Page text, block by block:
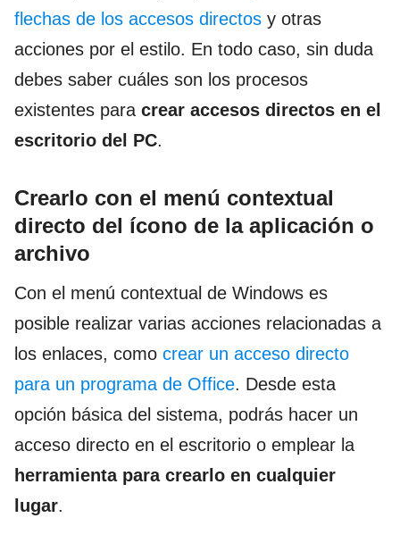
flechas de los accesos directos y otras
acciones por el estilo. En todo caso, sin duda
debes saber cuáles son los procesos
existentes para crear accesos directos en el
escritorio del PC.
Crearlo con el menú contextual
directo del ícono de la aplicación o
archivo
Con el menú contextual de Windows es
posible realizar varias acciones relacionadas a
los enlaces, como crear un acceso directo
para un programa de Office. Desde esta
opción básica del sistema, podrás hacer un
acceso directo en el escritorio o emplear la
herramienta para crearlo en cualquier
lugar.